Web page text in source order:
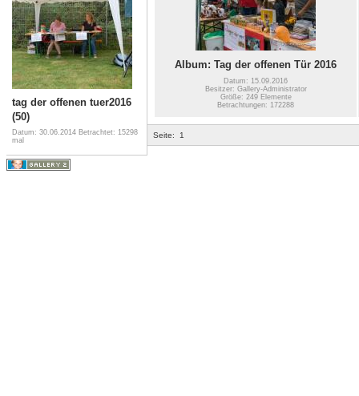
tag der offenen tuer2016
(50)
Datum: 30.06.2014 Betrachtet: 15298
mal
Album: Tag der offenen Tür 2016
Datum: 15.09.2016
Besitzer: Gallery-Administrator
Größe: 249 Elemente
Betrachtungen: 172288
Seite: 1